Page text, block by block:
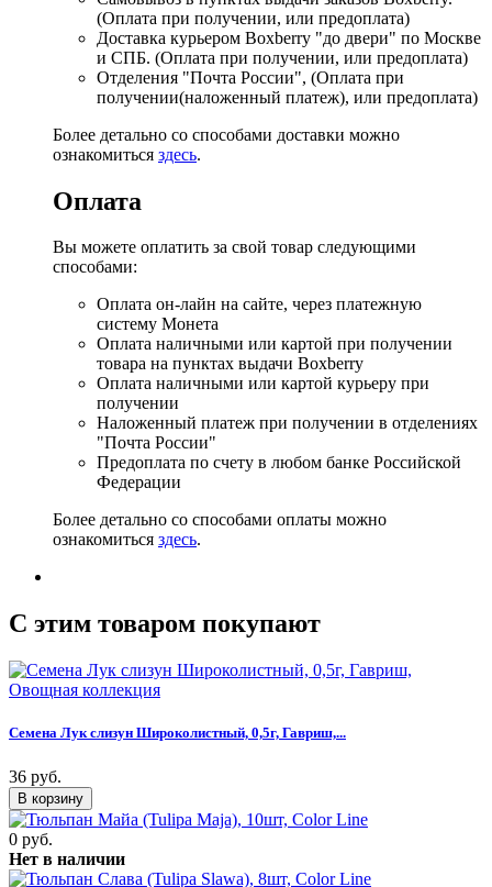
(Оплата при получении, или предоплата)
Доставка курьером Boxberry "до двери" по Москве
и СПБ. (Оплата при получении, или предоплата)
Отделения "Почта России", (Оплата при
получении(наложенный платеж), или предоплата)
Более детально со способами доставки можно
ознакомиться здесь.
Оплата
Вы можете оплатить за свой товар следующими
способами:
Оплата он-лайн на сайте, через платежную
систему Монета
Оплата наличными или картой при получении
товара на пунктах выдачи Boxberry
Оплата наличными или картой курьеру при
получении
Наложенный платеж при получении в отделениях
"Почта России"
Предоплата по счету в любом банке Российской
Федерации
Более детально со способами оплаты можно
ознакомиться здесь.
C этим товаром покупают
Семена Лук слизун Широколистный, 0,5г, Гавриш,...
36 руб.
0 руб.
Нет в наличии